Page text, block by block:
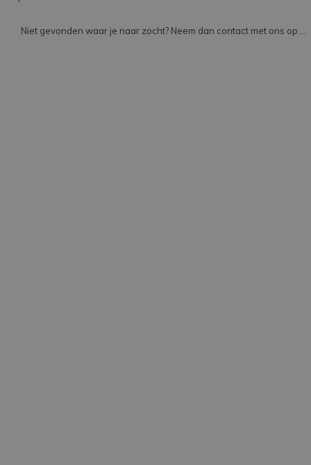
Niet gevonden waar je naar zocht? Neem dan contact met ons op....